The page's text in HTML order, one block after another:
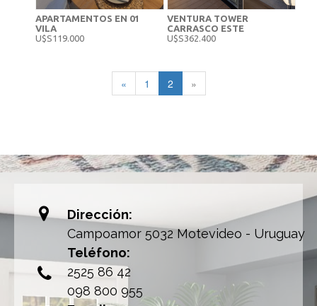
APARTAMENTOS EN 01
VILA
U$S119.000
VENTURA TOWER
CARRASCO ESTE
U$S362.400
« 1 2 »


Dirección:
Campoamor 5032 Motevideo - Uruguay
Teléfono:
2525 86 42
098 800 955